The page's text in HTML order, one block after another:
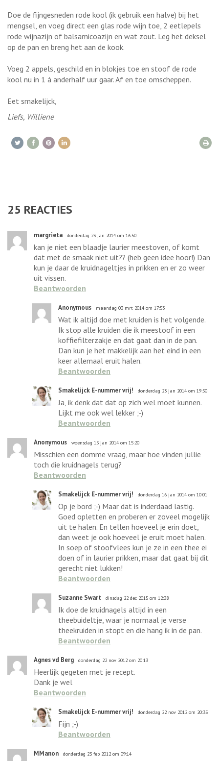
Doe de fijngesneden rode kool (ik gebruik een halve) bij het
mengsel, en voeg direct een glas rode wijn toe, 2 eetlepels
rode wijnazijn of balsamicoazijn en wat zout. Leg het deksel
op de pan en breng het aan de kook.
Voeg 2 appels, geschild en in blokjes toe en stoof de rode
kool nu in 1 á anderhalf uur gaar. Af en toe omscheppen.
Eet smakelijck,
Liefs, Williene
25 REACTIES
margrieta donderdag 23 jan 2014 om 16:50
kan je niet een blaadje laurier meestoven, of komt
dat met de smaak niet uit?? (heb geen idee hoor!) Dan
kun je daar de kruidnageltjes in prikken en er zo weer
uit vissen.
Beantwoorden
Anonymous maandag 03 mrt 2014 om 17:53
Wat ik altijd doe met kruiden is het volgende.
Ik stop alle kruiden die ik meestoof in een
koffiefilterzakje en dat gaat dan in de pan.
Dan kun je het makkelijk aan het eind in een
keer allemaal eruit halen.
Beantwoorden
Smakelijck E-nummer vrij! donderdag 23 jan 2014 om 19:50
Ja, ik denk dat dat op zich wel moet kunnen.
Lijkt me ook wel lekker ;-)
Beantwoorden
Anonymous woensdag 15 jan 2014 om 15:20
Misschien een domme vraag, maar hoe vinden jullie
toch die kruidnagels terug?
Beantwoorden
Smakelijck E-nummer vrij! donderdag 16 jan 2014 om 10:01
Op je bord ;-) Maar dat is inderdaad lastig.
Goed opletten en proberen er zoveel mogelijk
uit te halen. En tellen hoeveel je erin doet,
dan weet je ook hoeveel je eruit moet halen.
In soep of stoofvlees kun je ze in een thee ei
doen of in laurier prikken, maar dat gaat bij dit
gerecht niet lukken!
Beantwoorden
Suzanne Swart dinsdag 22 dec 2015 om 12:38
Ik doe de kruidnagels altijd in een
theebuideltje, waar je normaal je verse
theekruiden in stopt en die hang ik in de pan.
Beantwoorden
Agnes vd Berg donderdag 22 nov 2012 om 20:13
Heerlijk gegeten met je recept.
Dank je wel
Beantwoorden
Smakelijck E-nummer vrij! donderdag 22 nov 2012 om 20:35
Fijn ;-)
Beantwoorden
MManon donderdag 23 feb 2012 om 09:14